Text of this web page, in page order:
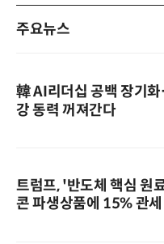
주요뉴스
韓 AI리더십 공백 장기
강 동력 꺼져간다
트럼프, '반도체 핵심 원
콘 파생상품에 15% 관세